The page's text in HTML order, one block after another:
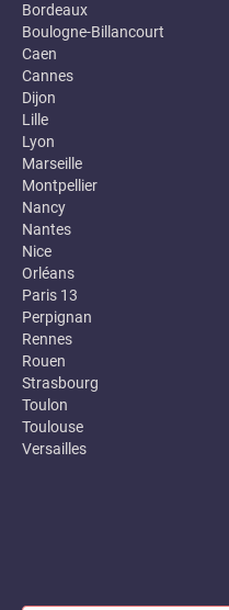
Bordeaux
Boulogne-Billancourt
Caen
Cannes
Dijon
Lille
Lyon
Marseille
Montpellier
Nancy
Nantes
Nice
Orléans
Paris 13
Perpignan
Rennes
Rouen
Strasbourg
Toulon
Toulouse
Versailles